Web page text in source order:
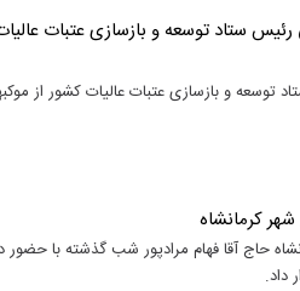
رئیس ستاد توسعه و بازسازی عتبات
توسعه و بازسازی عتبات عالیات کشور از
کرمانشاه
حاج آقا فهام مرادپور شب گذشته با حضور
داد.